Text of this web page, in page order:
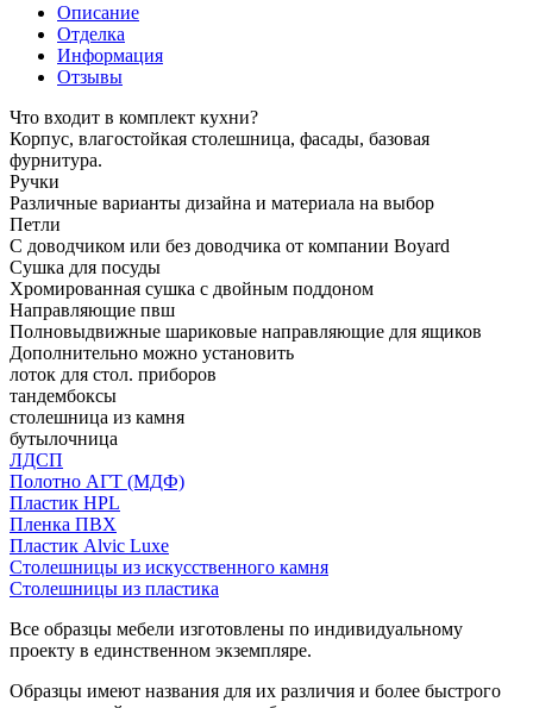
Описание
Отделка
Информация
Отзывы
Что входит в комплект кухни?
Корпус, влагостойкая столешница, фасады, базовая
фурнитура.
Ручки
Различные варианты дизайна и материала на выбор
Петли
С доводчиком или без доводчика от компании Boyard
Сушка для посуды
Хромированная сушка с двойным поддоном
Направляющие пвш
Полновыдвижные шариковые направляющие для ящиков
Дополнительно можно установить
лоток для стол. приборов
тандембоксы
столешница из камня
бутылочница
ЛДСП
Полотно АГТ (МДФ)
Пластик HPL
Пленка ПВХ
Пластик Alvic Luxe
Столешницы из искусственного камня
Столешницы из пластика
Все образцы мебели изготовлены по индивидуальному
проекту в единственном экземпляре.
Образцы имеют названия для их различия и более быстрого